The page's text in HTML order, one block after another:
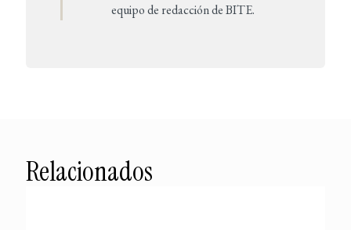
equipo de redacción de BITE.
Relacionados